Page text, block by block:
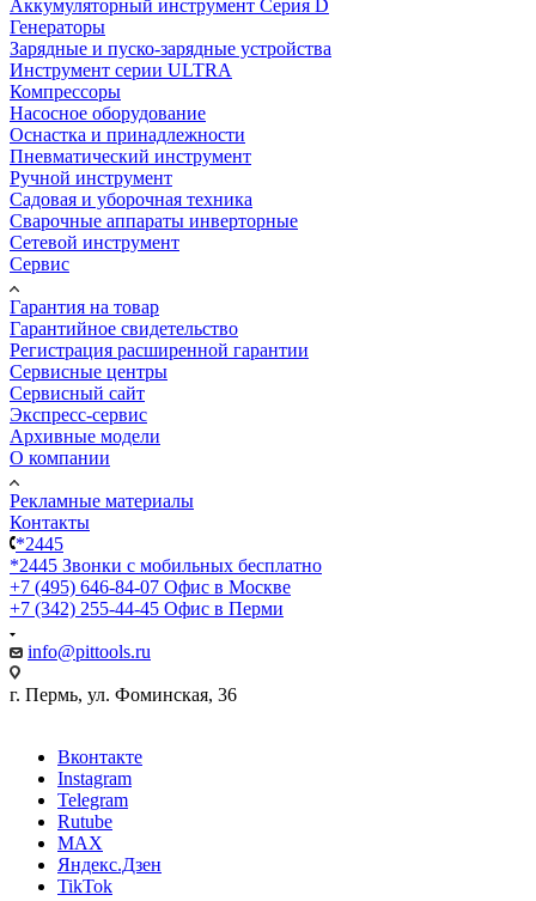
Аккумуляторный инструмент Серия D
Генераторы
Зарядные и пуско-зарядные устройства
Инструмент серии ULTRA
Компрессоры
Насосное оборудование
Оснастка и принадлежности
Пневматический инструмент
Ручной инструмент
Садовая и уборочная техника
Сварочные аппараты инверторные
Сетевой инструмент
Сервис
Гарантия на товар
Гарантийное свидетельство
Регистрация расширенной гарантии
Сервисные центры
Сервисный сайт
Экспресс-сервис
Архивные модели
О компании
Рекламные материалы
Контакты
*2445
*2445 Звонки с мобильных бесплатно
+7 (495) 646-84-07 Офис в Москве
+7 (342) 255-44-45 Офис в Перми
info@pittools.ru
г. Пермь, ул. Фоминская, 36
Вконтакте
Instagram
Telegram
Rutube
MAX
Яндекс.Дзен
TikTok